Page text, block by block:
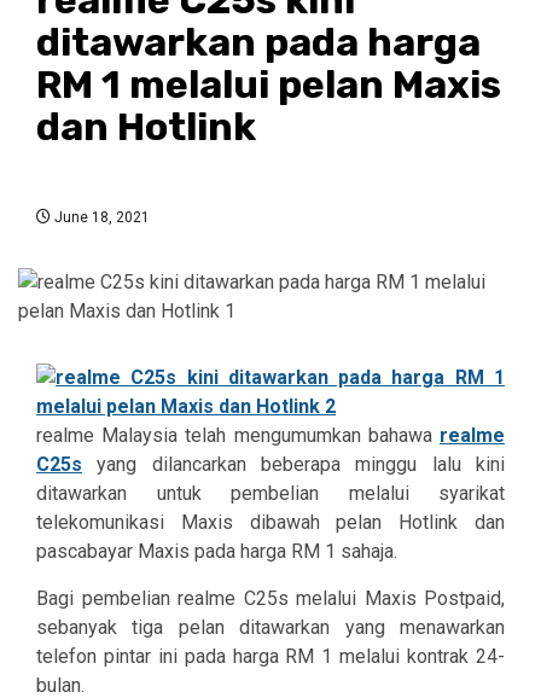
ditawarkan pada harga
RM 1 melalui pelan Maxis
dan Hotlink
June 18, 2021
realme Malaysia telah mengumumkan bahawa realme
C25s yang dilancarkan beberapa minggu lalu kini
ditawarkan untuk pembelian melalui syarikat
telekomunikasi Maxis dibawah pelan Hotlink dan
pascabayar Maxis pada harga RM 1 sahaja.
Bagi pembelian realme C25s melalui Maxis Postpaid,
sebanyak tiga pelan ditawarkan yang menawarkan
telefon pintar ini pada harga RM 1 melalui kontrak 24-
bulan.